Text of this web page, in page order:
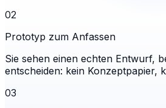
02
Prototyp zum Anfassen
Sie sehen einen echten Entwurf,
entscheiden: kein Konzeptpapier,
03